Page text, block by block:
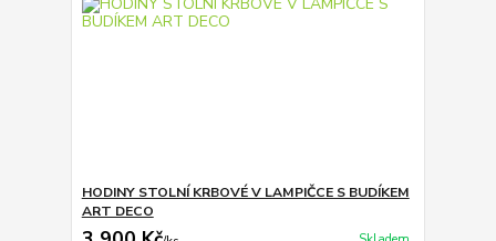
HODINY STOLNÍ KRBOVÉ V LAMPIČCE S BUDÍKEM
ART DECO